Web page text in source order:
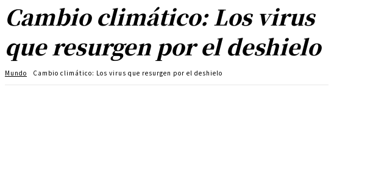
Cambio climático: Los virus
que resurgen por el deshielo
Mundo Cambio climático: Los virus que resurgen por el deshielo